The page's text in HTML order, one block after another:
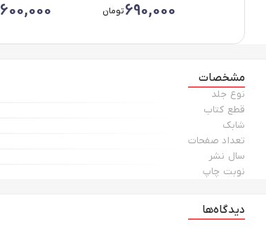
690,000تومان 600,000
مشخصات
نوع جلد
قطع کتاب
شابک
تعداد صفحات
سال نشر
نوبت چاپ
دیدگاه‌ها